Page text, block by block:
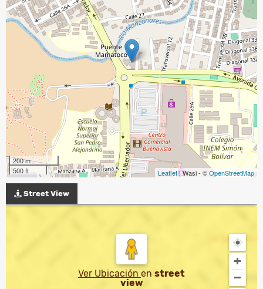
200 m
500 ft
Leaflet| Wasi - ©OpenStreetMap
Street View
Ver Ubicación en street
view